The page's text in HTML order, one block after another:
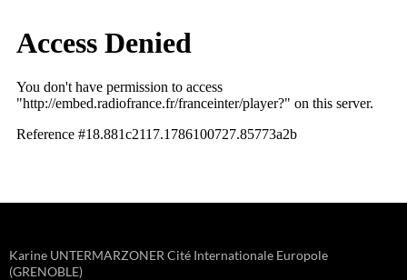
Karine UNTERMARZONER Cité Internationale Europole
(GRENOBLE)